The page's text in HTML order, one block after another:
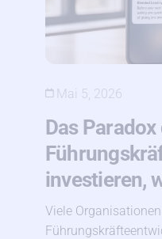
Mai 5, 2026
Das Paradox
investieren,
Viele